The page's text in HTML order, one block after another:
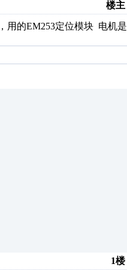
楼主
用的EM253定位模块 电机是
1楼